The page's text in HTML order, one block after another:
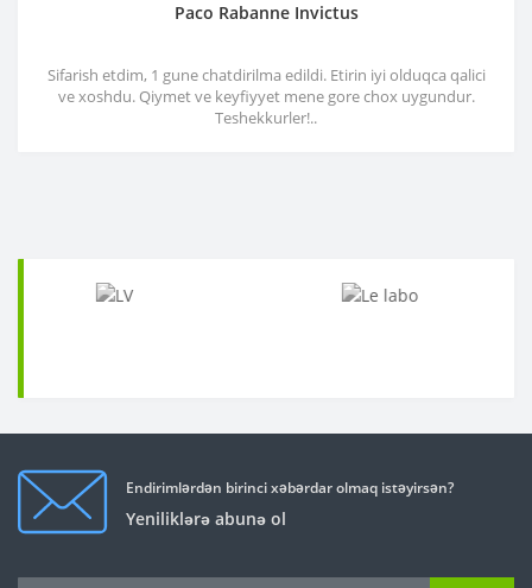
Paco Rabanne Invictus
Sifarish etdim, 1 gune chatdirilma edildi. Etirin iyi olduqca qalici
ve xoshdu. Qiymet ve keyfiyyet mene gore chox uygundur.
Teshekkurler!..
Endirimlərdən birinci xəbərdar olmaq istəyirsən?
Yeniliklərə abunə ol